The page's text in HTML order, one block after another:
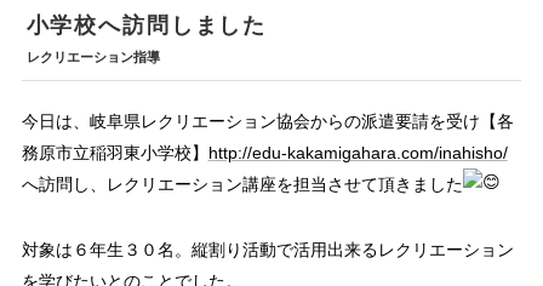
小学校へ訪問しました
レクリエーション指導
今日は、岐阜県レクリエーション協会からの派遣要請を受け【各
務原市立稲羽東小学校】
http://edu-kakamigahara.com/inahisho/
へ訪問し、レクリエーション講座を担当させて頂きました
対象は６年生３０名。縦割り活動で活用出来るレクリエーション
を学びたいとのことでした。